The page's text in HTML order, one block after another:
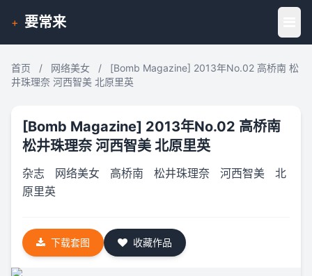
+ 要常来
首页 / 网络美女 /
[Bomb Magazine] 2013年No.02 高桥南 松
井珠理奈 河西智美 北原里英
[Bomb Magazine] 2013年No.02 高桥南
松井珠理奈 河西智美 北原里英
杂志 网络美女 高桥南 松井珠理奈 河西智美
北
原里英
下载套图 收藏作品